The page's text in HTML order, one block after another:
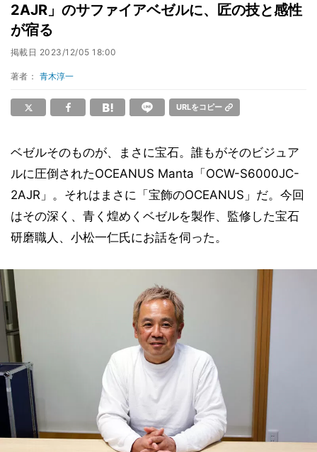
2AJR」のサファイアベゼルに、匠の技と感性
が宿る
掲載日 2023/12/05 18:00
著者： 青木淳一
URLをコピー
ベゼルそのものが、まさに宝石。誰もがそのビジュア
ルに圧倒されたOCEANUS Manta「OCW-S6000JC-
2AJR」。それはまさに「宝飾のOCEANUS」だ。今回
はその深く、青く煌めくベゼルを製作、監修した宝石
研磨職人、小松一仁氏にお話を伺った。